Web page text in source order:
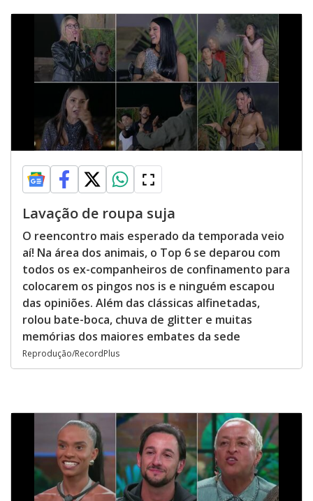
Lavação de roupa suja
O reencontro mais esperado da temporada veio
aí! Na área dos animais, o Top 6 se deparou com
todos os ex-companheiros de confinamento para
colocarem os pingos nos is e ninguém escapou
das opiniões. Além das clássicas alfinetadas,
rolou bate-boca, chuva de glitter e muitas
memórias dos maiores embates da sede
Reprodução/RecordPlus